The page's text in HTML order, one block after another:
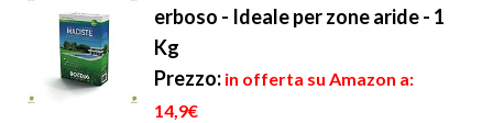
erboso - Ideale per zone aride - 1
Kg
Prezzo: in offerta su Amazon a:
14,9€